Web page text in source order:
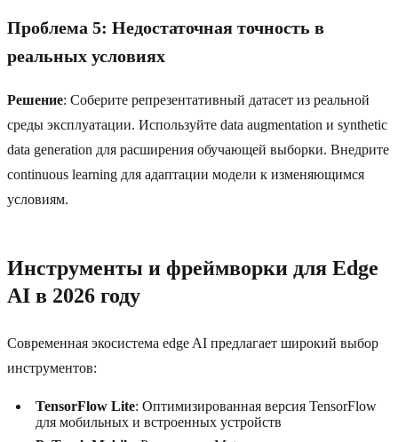
Проблема 5: Недостаточная точность в
реальных условиях
Решение: Соберите репрезентативный датасет из реальной
среды эксплуатации. Используйте data augmentation и synthetic
data generation для расширения обучающей выборки. Внедрите
continuous learning для адаптации модели к изменяющимся
условиям.
Инструменты и фреймворки для Edge
AI в 2026 году
Современная экосистема edge AI предлагает широкий выбор
инструментов:
TensorFlow Lite: Оптимизированная версия TensorFlow
для мобильных и встроенных устройств